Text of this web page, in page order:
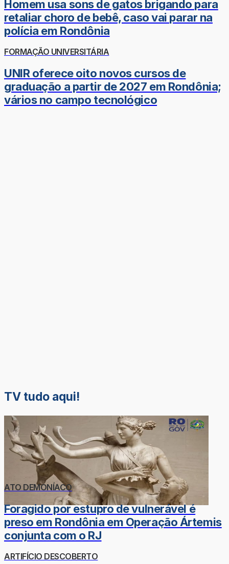
Homem usa sons de gatos brigando para
retaliar choro de bebê, caso vai parar na
polícia em Rondônia
FORMAÇÃO UNIVERSITÁRIA
UNIR oferece oito novos cursos de
graduação a partir de 2027 em Rondônia;
vários no campo tecnológico
TV tudo aqui!
ATO DEMONÍACO
Foragido por estupro de vulnerável é
preso em Rondônia em Operação Ártemis
conjunta com o RJ
ARTIFÍCIO DESCOBERTO